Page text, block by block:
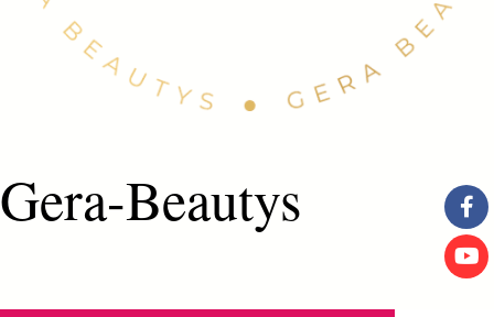
Gera-Beautys